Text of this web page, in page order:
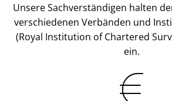
Unsere Sach­ver­stän­di­gen halten
verschiedenen Verbänden und
(Royal Institution of Chartered
ein.